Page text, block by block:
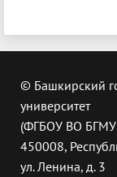
© Башкирский
университет
(ФГБОУ ВО
450008,
ул. Ленина, д. 3